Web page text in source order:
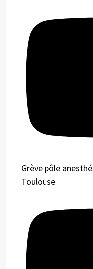
Grève pôle
Toulouse